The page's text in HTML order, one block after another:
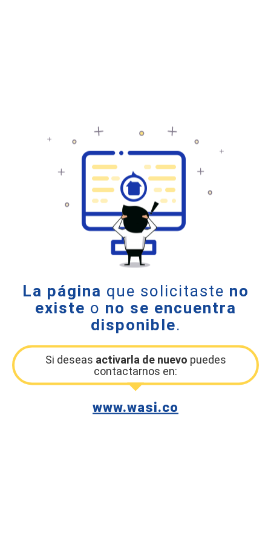
La página que solicitaste no
existe o no se encuentra
disponible.
Si deseas activarla de nuevo puedes
contactarnos en:
www.wasi.co